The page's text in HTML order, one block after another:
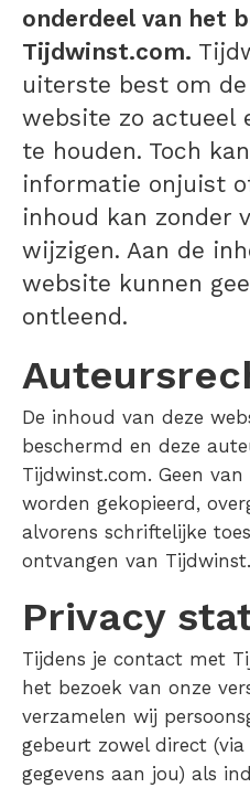
onderdeel van het
Tijdwinst.com.
uiterste best om
website zo actueel
te houden. Toch
informatie onjuist
inhoud kan zonder
wijzigen. Aan de
website kunnen
ontleend.
De inhoud van deze
beschermd en deze
Tijdwinst.com. Geen
worden gekopieerd,
alvorens schriftelijke
ontvangen van
Privacy
Tijdens je contact met
het bezoek van onze
verzamelen wij
gebeurt zowel direct (via
gegevens aan jou) als